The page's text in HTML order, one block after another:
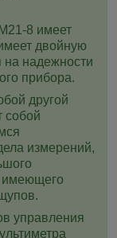
8 имеет
двойную
на надежности
прибора.
другой
собой
измерений,
имеющего
управления